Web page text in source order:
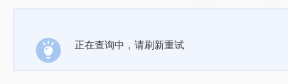
正在查询中，请刷新重试